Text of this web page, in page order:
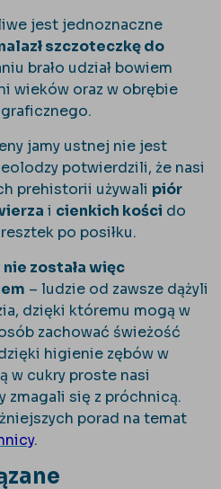
jest jednoznaczne
szczoteczkę do
brało udział bowiem
wieków oraz w obrębie
jamy ustnej nie jest
potwierdzili, że nasi
prehistorii używali piór
i cienkich kości do
po posiłku.
została więc
– ludzie od zawsze dążyli
dzięki któremu mogą w
zachować świeżość
higienie zębów w
w cukry proste nasi
zmagali się z próchnicą.
porad na temat
.